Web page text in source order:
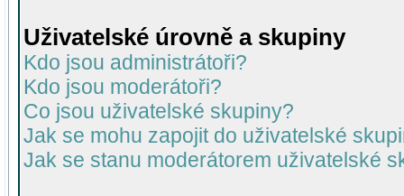
Uživatelské úrovně a skupiny
Kdo jsou administrátoři?
Kdo jsou moderátoři?
Co jsou uživatelské skupiny?
Jak se mohu zapojit do uživatelské
Jak se stanu moderátorem uživatelské